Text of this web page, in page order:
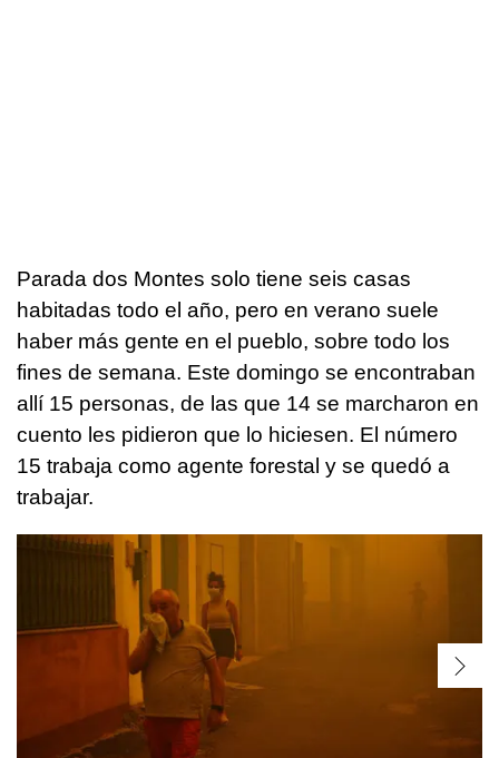
Parada dos Montes solo tiene seis casas
habitadas todo el año, pero en verano suele
haber más gente en el pueblo, sobre todo los
fines de semana. Este domingo se encontraban
allí 15 personas, de las que 14 se marcharon en
cuento les pidieron que lo hiciesen. El número
15 trabaja como agente forestal y se quedó a
trabajar.